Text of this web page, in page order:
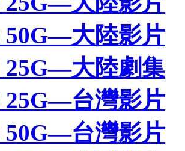
50G—大陸影片
25G—大陸劇集
25G—台灣影片
50G—台灣影片